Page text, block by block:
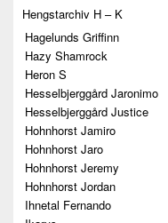
Hengstarchiv H – K
Hagelunds Griffinn
Hazy Shamrock
Heron S
Hesselbjerggård Jaronimo
Hesselbjerggård Justice
Hohnhorst Jamiro
Hohnhorst Jaro
Hohnhorst Jeremy
Hohnhorst Jordan
Ihnetal Fernando